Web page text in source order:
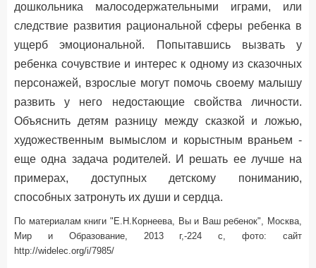
дошкольника малосодержательными играми, или
следствие развития рациональной сферы ребенка в
ущерб эмоциональной. Попытавшись вызвать у
ребенка сочувствие и интерес к одному из сказочных
персонажей, взрослые могут помочь своему малышу
развить у него недостающие свойства личности.
Объяснить детям разницу между сказкой и ложью,
художественным вымыслом и корыстным враньем -
еще одна задача родителей. И решать ее лучше на
примерах, доступных детскому пониманию,
способных затронуть их души и сердца.
По материалам книги "Е.Н.Корнеева, Вы и Ваш ребенок", Москва,
Мир и Образование, 2013 г,-224 с, фото: сайт
http://widelec.org/i/7985/